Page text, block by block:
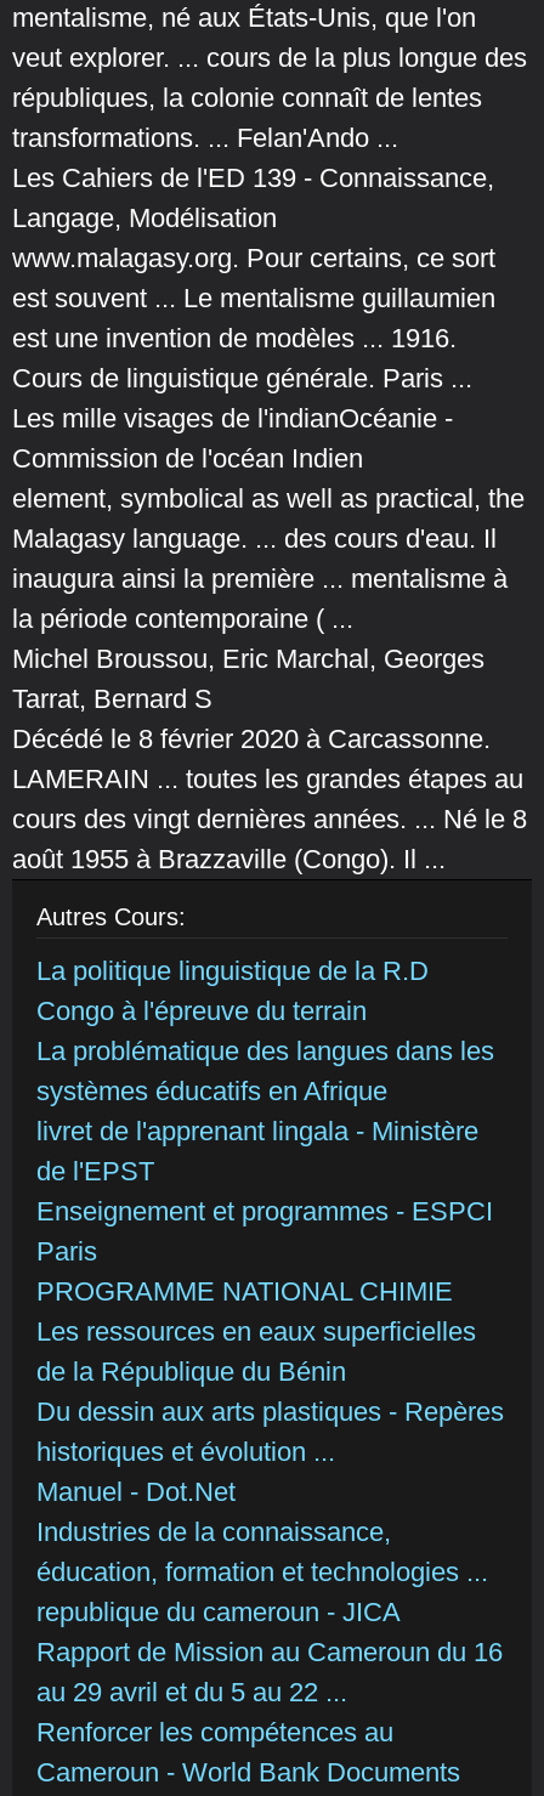
mentalisme, né aux États-Unis, que l'on
veut explorer. ... cours de la plus longue des
républiques, la colonie connaît de lentes
transformations. ... Felan'Ando ...
Les Cahiers de l'ED 139 - Connaissance,
Langage, Modélisation
www.malagasy.org. Pour certains, ce sort
est souvent ... Le mentalisme guillaumien
est une invention de modèles ... 1916.
Cours de linguistique générale. Paris ...
Les mille visages de l'indianOcéanie -
Commission de l'océan Indien
element, symbolical as well as practical, the
Malagasy language. ... des cours d'eau. Il
inaugura ainsi la première ... mentalisme à
la période contemporaine ( ...
Michel Broussou, Eric Marchal, Georges
Tarrat, Bernard S
Décédé le 8 février 2020 à Carcassonne.
LAMERAIN ... toutes les grandes étapes au
cours des vingt dernières années. ... Né le 8
août 1955 à Brazzaville (Congo). Il ...
Autres Cours:
La politique linguistique de la R.D
Congo à l'épreuve du terrain
La problématique des langues dans les
systèmes éducatifs en Afrique
livret de l'apprenant lingala - Ministère
de l'EPST
Enseignement et programmes - ESPCI
Paris
PROGRAMME NATIONAL CHIMIE
Les ressources en eaux superficielles
de la République du Bénin
Du dessin aux arts plastiques - Repères
historiques et évolution ...
Manuel - Dot.Net
Industries de la connaissance,
éducation, formation et technologies ...
republique du cameroun - JICA
Rapport de Mission au Cameroun du 16
au 29 avril et du 5 au 22 ...
Renforcer les compétences au
Cameroun - World Bank Documents